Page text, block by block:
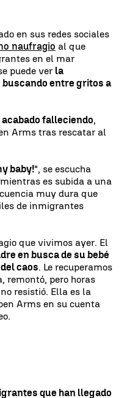
en sus redes sociales
naufragio al que
en el mar
puede ver la
entre gritos a
acabado falleciendo,
Arms tras rescatar al
baby!", se escucha
es subida a una
muy dura que
de inmigrantes
que vivimos ayer. El
en busca de su bebé
caos. Le recuperamos
remontó, pero horas
resistió. Ella es la
Arms en su cuenta
que han llegado